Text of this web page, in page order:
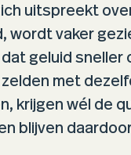
uitspreekt
wordt vaker
geluid sneller
met
krijgen wél de
blijven